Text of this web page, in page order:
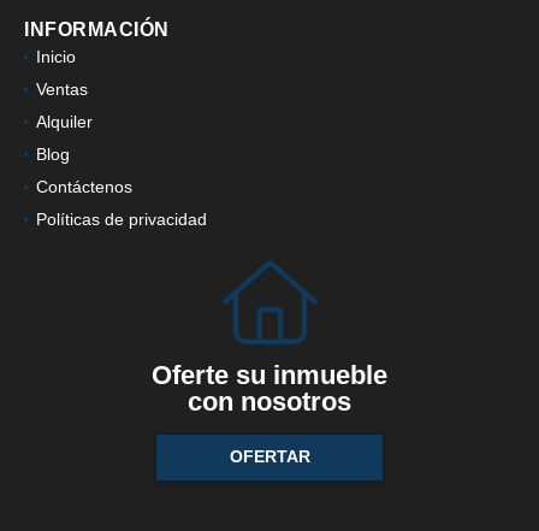
INFORMACIÓN
Inicio
Ventas
Alquiler
Blog
Contáctenos
Políticas de privacidad
Oferte su inmueble
con nosotros
OFERTAR